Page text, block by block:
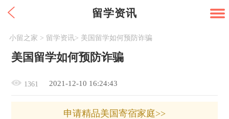
留学资讯
小留之家 > 留学资讯> 美国留学如何预防诈骗
美国留学如何预防诈骗
1361 2021-12-10 16:24:43
申请精品美国寄宿家庭>>